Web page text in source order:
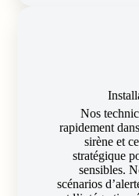
Nos
rapidement
sirène et
stratégique
sensibles.
scénarios